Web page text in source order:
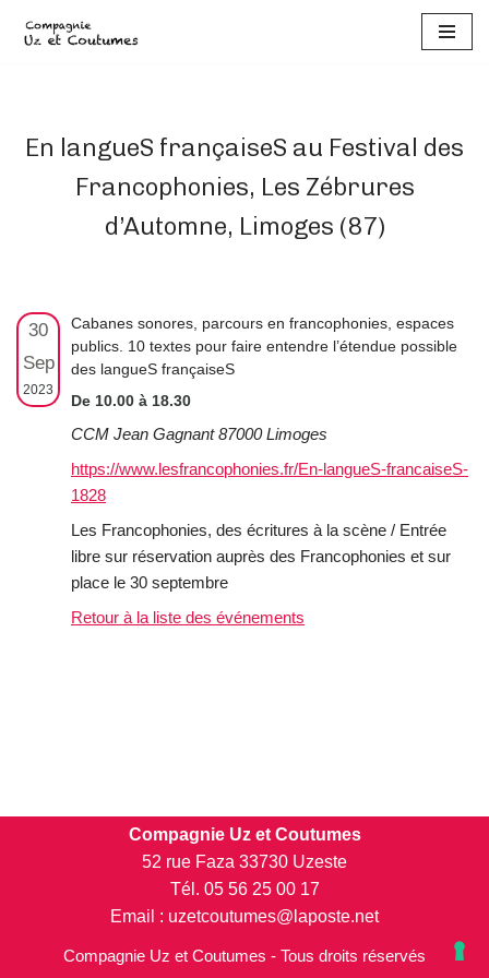
En langueS françaiseS au Festival des
Francophonies, Les Zébrures
d’Automne, Limoges (87)
30
Sep
2023
Cabanes sonores, parcours en francophonies, espaces
publics. 10 textes pour faire entendre l’étendue possible
des langueS françaiseS
De 10.00 à 18.30
CCM Jean Gagnant 87000 Limoges
https://www.lesfrancophonies.fr/En-langueS-francaiseS-
1828
Les Francophonies, des écritures à la scène / Entrée
libre sur réservation auprès des Francophonies et sur
place le 30 septembre
Retour à la liste des événements
Compagnie Uz et Coutumes
52 rue Faza 33730 Uzeste
Tél. 05 56 25 00 17
Email : uzetcoutumes@laposte.net
Compagnie Uz et Coutumes - Tous droits réservés